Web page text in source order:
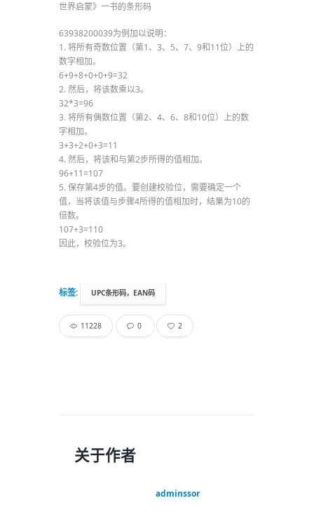
世界启蒙》一书的条形码
63938200039为例加以说明：
1. 将所有奇数位置（第1、3、5、7、9和11位）上的
数字相加。
6+9+8+0+0+9=32
2. 然后，将该数乘以3。
32*3=96
3. 将所有偶数位置（第2、4、6、8和10位）上的数
字相加。
3+3+2+0+3=11
4. 然后，将该和与第2步所得的值相加。
96+11=107
5. 保存第4步的值。要创建校验位，需要确定一个
值，当将该值与步骤4所得的值相加时，结果为10的
倍数。
107+3=110
因此，校验位为3。
标签: UPC条形码，EAN码
11228 0 2
关于作者
adminssor